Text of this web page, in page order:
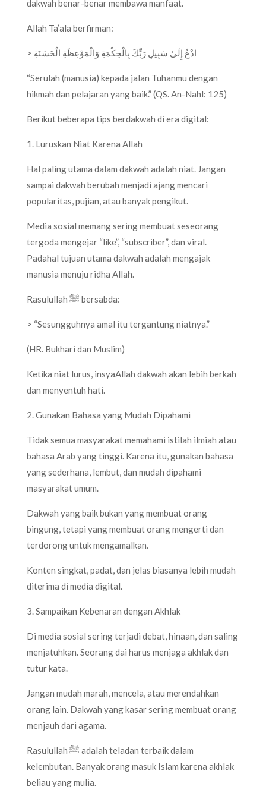
dakwah benar-benar membawa manfaat.
Allah Ta’ala berfirman:
> ادْعُ إِلَىٰ سَبِيلِ رَبِّكَ بِالْحِكْمَةِ وَالْمَوْعِظَةِ الْحَسَنَةِ
“Serulah (manusia) kepada jalan Tuhanmu dengan
hikmah dan pelajaran yang baik.” (QS. An-Nahl: 125)
Berikut beberapa tips berdakwah di era digital:
1. Luruskan Niat Karena Allah
Hal paling utama dalam dakwah adalah niat. Jangan
sampai dakwah berubah menjadi ajang mencari
popularitas, pujian, atau banyak pengikut.
Media sosial memang sering membuat seseorang
tergoda mengejar “like”, “subscriber”, dan viral.
Padahal tujuan utama dakwah adalah mengajak
manusia menuju ridha Allah.
Rasulullah ﷺ bersabda:
> “Sesungguhnya amal itu tergantung niatnya.”
(HR. Bukhari dan Muslim)
Ketika niat lurus, insyaAllah dakwah akan lebih berkah
dan menyentuh hati.
2. Gunakan Bahasa yang Mudah Dipahami
Tidak semua masyarakat memahami istilah ilmiah atau
bahasa Arab yang tinggi. Karena itu, gunakan bahasa
yang sederhana, lembut, dan mudah dipahami
masyarakat umum.
Dakwah yang baik bukan yang membuat orang
bingung, tetapi yang membuat orang mengerti dan
terdorong untuk mengamalkan.
Konten singkat, padat, dan jelas biasanya lebih mudah
diterima di media digital.
3. Sampaikan Kebenaran dengan Akhlak
Di media sosial sering terjadi debat, hinaan, dan saling
menjatuhkan. Seorang dai harus menjaga akhlak dan
tutur kata.
Jangan mudah marah, mencela, atau merendahkan
orang lain. Dakwah yang kasar sering membuat orang
menjauh dari agama.
Rasulullah ﷺ adalah teladan terbaik dalam
kelembutan. Banyak orang masuk Islam karena akhlak
beliau yang mulia.